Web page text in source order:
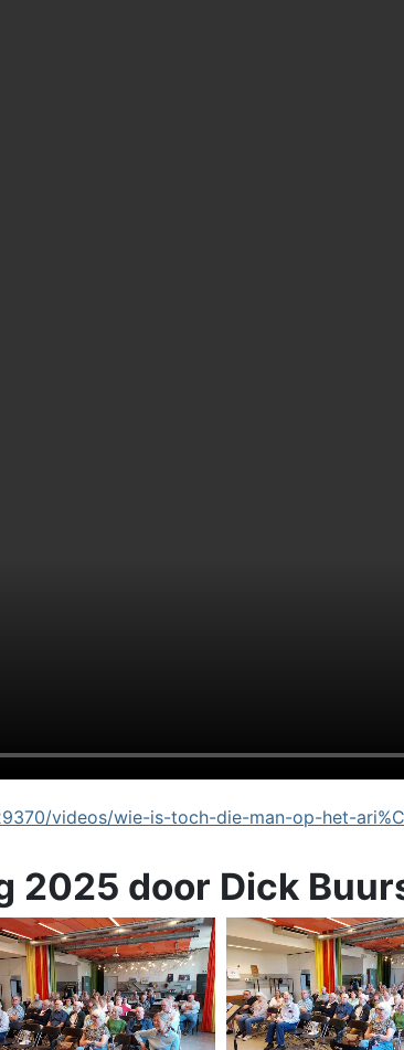
videos/wie-is-toch-die-man-op-het-
2025 door Dick